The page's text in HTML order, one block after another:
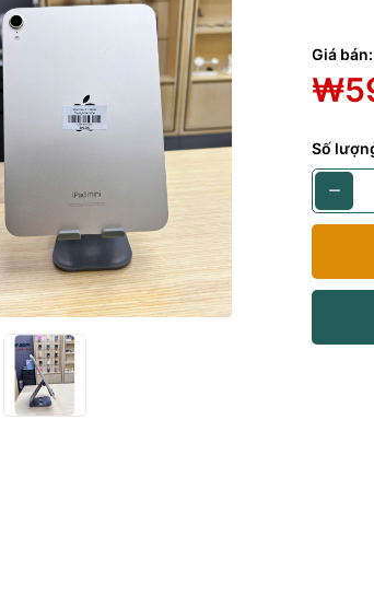
Giá bán:
Số
Thông số kỹ thuật
Sản phẩm
iPad : mini 7
Dung lượng: 128gb
Màu sắc: Starlight(sữa)
Tình trạng:
• Ngoại hình: viền không
• Màn hình: không xước